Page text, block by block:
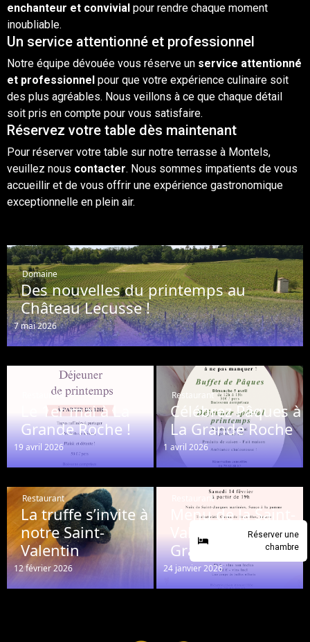
Réserver une
chambre
enchanteur et convivial pour rendre chaque moment
inoubliable.
Un service attentionné et professionnel
Notre équipe dévouée vous réserve un service attentionné
et professionnel pour que votre expérience culinaire soit
des plus agréables. Nous veillons à ce que chaque détail
soit pris en compte pour vous satisfaire.
Réservez votre table dès maintenant
Pour réserver votre table sur notre terrasse à Montels,
veuillez nous contacter. Nous sommes impatients de vous
accueillir et de vous offrir une expérience gastronomique
exceptionnelle en plein air.
Domaine
Des nouvelles du printemps au
Château Lecusse !
7 mai 2026
Restaurant
Le 1er mai à La
Grande Roche !
19 avril 2026
Restaurant
Célébrez Pâques à
La Grande Roche
1 avril 2026
Restaurant
La truffe s’invite à
notre Saint-
Valentin
12 février 2026
Restaurant
Menu de la Saint-
Valentin à La
Grande Roche
24 janvier 2026